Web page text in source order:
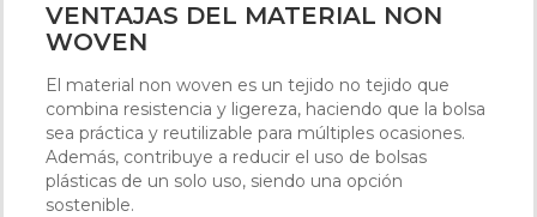
VENTAJAS DEL MATERIAL NON
WOVEN
El material non woven es un tejido no tejido que
combina resistencia y ligereza, haciendo que la bolsa
sea práctica y reutilizable para múltiples ocasiones.
Además, contribuye a reducir el uso de bolsas
plásticas de un solo uso, siendo una opción
sostenible.